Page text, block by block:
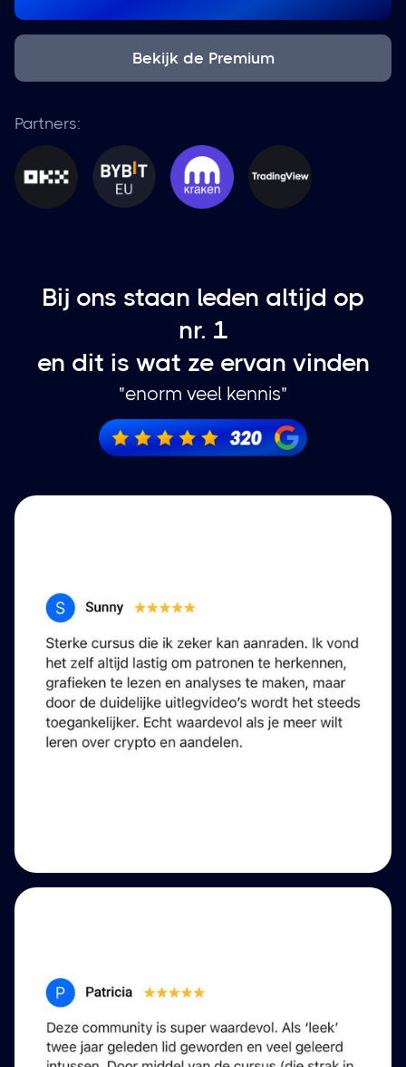
Bekijk de Premium
Partners:
Bij ons staan leden altijd op
nr. 1
en dit is wat ze ervan vinden
"enorm veel kennis"